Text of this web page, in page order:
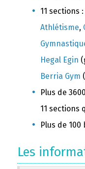
11 sections :
Athlétisme,
Hegal Egin
Berria Gym
Plus de
11 sections
Plus de 100
Les